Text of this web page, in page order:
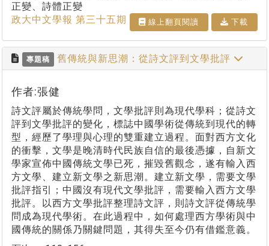
正變、詩體正變
政大中文學報 第三十五期
線上翻⾴閱讀 下載
專題稿 舊傳統與新思潮：從詩文評到文學批評
作者:張健
詩文評屬於傳統學問，文學批評則為現代學科；從詩文
評到文學批評的變化，標誌中國學術從傳統到現代的轉
型，經歷了學理與心理的雙重建立過程。面對西方文化
的衝擊，文學是晚清時代民族自信的最後憑據，自新文
學家宣佈中國傳統文學已死，摧毀舊觀念，遂有輸入西
方文學、建立新文學之新思潮。建立新文學，需要文學
批評指引；中國沒有現代文學批評，需要輸入西方文學
批評。以西方文學批評整理詩文評，則詩文評從傳統學
問成為現代學術。在此過程中，如何處理西方學術與中
國傳統的關係乃關鍵問題，其得失至今仍有借鑑意義。